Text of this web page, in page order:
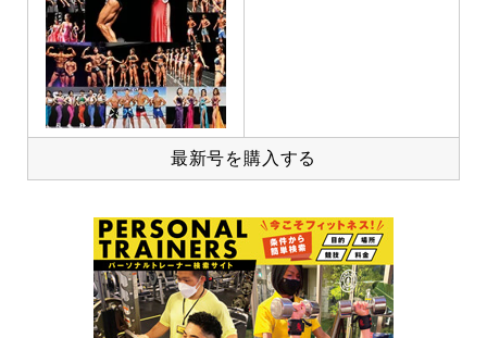
最新号を購入する